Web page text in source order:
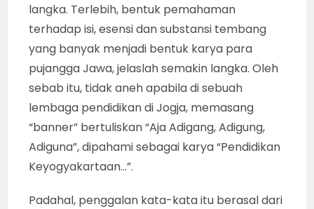
langka. Terlebih, bentuk pemahaman
terhadap isi, esensi dan substansi tembang
yang banyak menjadi bentuk karya para
pujangga Jawa, jelaslah semakin langka. Oleh
sebab itu, tidak aneh apabila di sebuah
lembaga pendidikan di Jogja, memasang
“banner” bertuliskan “Aja Adigang, Adigung,
Adiguna”, dipahami sebagai karya “Pendidikan
Keyogyakartaan…”.
Padahal, penggalan kata-kata itu berasal dari